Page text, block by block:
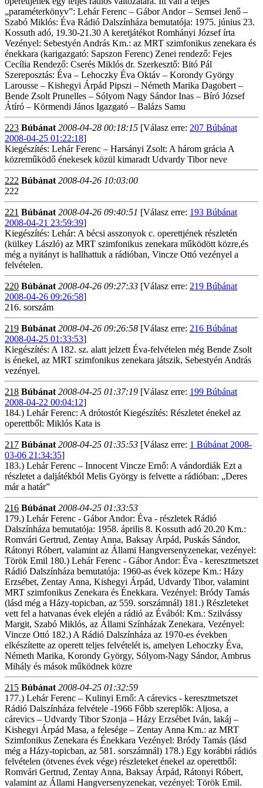
„paraméterkönyv”: Lehár Ferenc – Gábor Andor – Semsei Jenő –
Szabó Miklós: Éva Rádió Dalszínháza bemutatója: 1975. június 23.
Kossuth adó, 19.30-21.30 A keretjátékot Romhányi József írta
Vezényel: Sebestyén András Km.: az MRT szimfonikus zenekara és
énekkara (karigazgató: Sapszon Ferenc) Zenei rendező: Fejes
Cecília Rendező: Cserés Miklós dr. Szerkesztő: Bitó Pál
Szereposztás: Éva – Lehoczky Éva Oktáv – Korondy György
Larousse – Kishegyi Árpád Pipszi – Németh Marika Dagobert –
Bende Zsolt Prunelles – Sólyom Nagy Sándor Inas – Bíró József
Átíró – Körmendi János Igazgató – Balázs Samu
223 Búbánat 2008-04-28 00:18:15 [Válasz erre: 207 Búbánat
2008-04-25 01:22:18]
Kiegészítés: Lehár Ferenc – Harsányi Zsolt: A három grácia A
közreműködő énekesek közül kimaradt Udvardy Tibor neve
222 Búbánat 2008-04-26 10:03:00
222
221 Búbánat 2008-04-26 09:40:51 [Válasz erre: 193 Búbánat
2008-04-21 23:59:39]
Kiegészítés: Lehár: A bécsi asszonyok c. operettjének részletén
(külkey László) az MRT szimfonikus zenekara működött közre,és
még a nyitányt is hallhattuk a rádióban, Vincze Ottó vezényel a
felvételen.
220 Búbánat 2008-04-26 09:27:33 [Válasz erre: 219 Búbánat
2008-04-26 09:26:58]
216. sorszám
219 Búbánat 2008-04-26 09:26:58 [Válasz erre: 216 Búbánat
2008-04-25 01:33:53]
Kiegészítés: A 182. sz. alatt jelzett Éva-felvételen még Bende Zsolt
is énekel, az MRT szimfonikus zenekara játszik, Sebestyén András
vezényel.
218 Búbánat 2008-04-25 01:37:19 [Válasz erre: 199 Búbánat
2008-04-22 00:04:12]
184.) Lehár Ferenc: A drótostót Kiegészítés: Részletet énekel az
operettből: Miklós Kata is
217 Búbánat 2008-04-25 01:35:53 [Válasz erre: 1 Búbánat 2008-
03-06 21:34:35]
183.) Lehár Ferenc – Innocent Vincze Ernő: A vándordiák Ezt a
részletet a daljátékból Melis György is felvette a rádióban: „Deres
már a határ”
216 Búbánat 2008-04-25 01:33:53
179.) Lehár Ferenc - Gábor Andor: Éva - részletek Rádió
Dalszínháza bemutatója: 1958. április 8. Kossuth adó 20.20 Km.:
Romvári Gertrud, Zentay Anna, Baksay Árpád, Puskás Sándor,
Rátonyi Róbert, valamint az Állami Hangversenyzenekar, vezényel:
Török Emil 180.) Lehár Ferenc - Gábor Andor: Éva - keresztmetszet
Rádió Dalszínháza bemutatója: 1960-as évek közepe Km.: Házy
Erzsébet, Zentay Anna, Kishegyi Árpád, Udvardy Tibor, valamint
MRT szimfonikus Zenekara és Énekkara. Vezényel: Bródy Tamás
(lásd még a Házy-topicban, az 559. sorszámnál) 181.) Részleteket
vett fel a hatvanas évek elején a rádió az Évából: Km.: Szilvássy
Margit, Szabó Miklós, az Állami Színházak Zenekara, Vezényel:
Vincze Ottó 182.) A Rádió Dalszínháza az 1970-es években
elkészítette az operett teljes felvételét is, amelyen Lehoczky Éva,
Németh Marika, Korondy György, Sólyom-Nagy Sándor, Ambrus
Mihály és mások működnek közre
215 Búbánat 2008-04-25 01:32:59
177.) Lehár Ferenc – Kulinyi Ernő: A cárevics - keresztmetszet
Rádió Dalszínháza felvétele -1966 Főbb szereplők: Aljosa, a
cárevics – Udvardy Tibor Szonja – Házy Erzsébet Iván, lakáj –
Kishegyi Árpád Masa, a felesége – Zentay Anna Km.: az MRT
Szimfonikus Zenekara és Énekkara Vezényel: Bródy Tamás (lásd
még a Házy-topicban, az 581. sorszámnál) 178.) Egy korábbi rádiós
felvételen (ötvenes évek vége) részleteket énekel az operettből:
Romvári Gertrud, Zentay Anna, Baksay Árpád, Rátonyi Róbert,
valamint az Állami Hangversenyzenekar, vezényel: Török Emil.